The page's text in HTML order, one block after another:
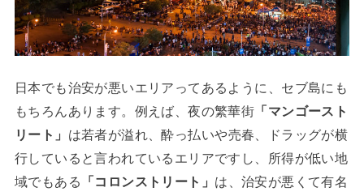
日本でも治安が悪いエリアってあるように、セブ島にも
もちろんあります。例えば、夜の繁華街 「マンゴースト
リート」 は若者が溢れ、酔っ払いや売春、ドラッグが横
行していると言われているエリアですし、所得が低い地
域でもある
「コロンストリート」 は、治安が悪くて有名